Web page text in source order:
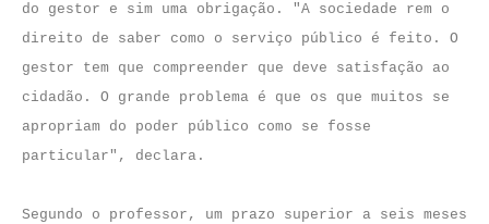
do gestor e sim uma obrigação. "A sociedade rem o
direito de saber como o serviço público é feito. O
gestor tem que compreender que deve satisfação ao
cidadão. O grande problema é que os que muitos se
apropriam do poder público como se fosse
particular", declara.
Segundo o professor, um prazo superior a seis meses